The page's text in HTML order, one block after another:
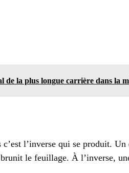
de la plus longue carrière dans la
l’inverse qui se produit. Un
le feuillage. À l’inverse,